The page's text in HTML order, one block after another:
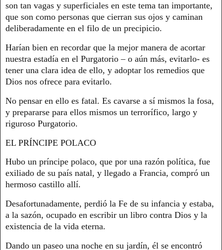
son tan vagas y superficiales en este tema tan importante,
que son como personas que cierran sus ojos y caminan
deliberadamente en el filo de un precipicio.
Harían bien en recordar que la mejor manera de acortar
nuestra estadía en el Purgatorio – o aún más, evitarlo- es
tener una clara idea de ello, y adoptar los remedios que
Dios nos ofrece para evitarlo.
No pensar en ello es fatal. Es cavarse a sí mismos la fosa,
y prepararse para ellos mismos un terrorífico, largo y
riguroso Purgatorio.
EL PRÍNCIPE POLACO
Hubo un príncipe polaco, que por una razón política, fue
exiliado de su país natal, y llegado a Francia, compró un
hermoso castillo allí.
Desafortunadamente, perdió la Fe de su infancia y estaba,
a la sazón, ocupado en escribir un libro contra Dios y la
existencia de la vida eterna.
Dando un paseo una noche en su jardín, él se encontró